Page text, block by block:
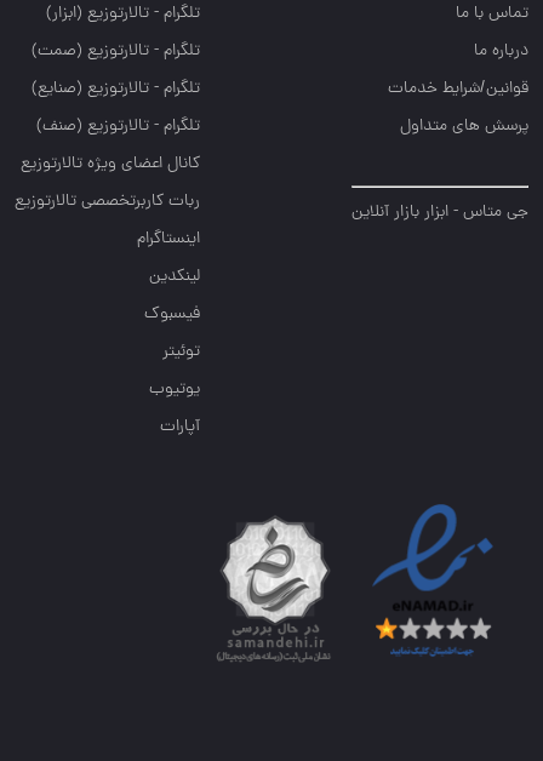
تماس با ما
درباره ما
قوانین/شرایط خدمات
پرسش های متداول
جی متاس - ابزار بازار آنلاین
تلگرام - تالارتوزيع (ابزار)
تلگرام - تالارتوزيع (صمت)
تلگرام - تالارتوزيع (صنايع)
تلگرام - تالارتوزیع (صنف)
کانال اعضای ویژه تالارتوزیع
ربات کاربرتخصصی تالارتوزیع
اینستاگرام
لینکدین
فیسبوک
توئیتر
یوتیوب
آپارات